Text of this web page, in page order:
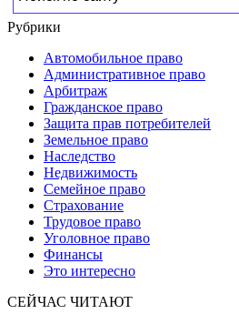
Рубрики
Автомобильное право
Административное право
Арбитраж
Гражданское право
Защита прав потребителей
Земельное право
Наследство
Недвижимость
Семейное право
Страхование
Трудовое право
Уголовное право
Финансы
Это интересно
СЕЙЧАС ЧИТАЮТ